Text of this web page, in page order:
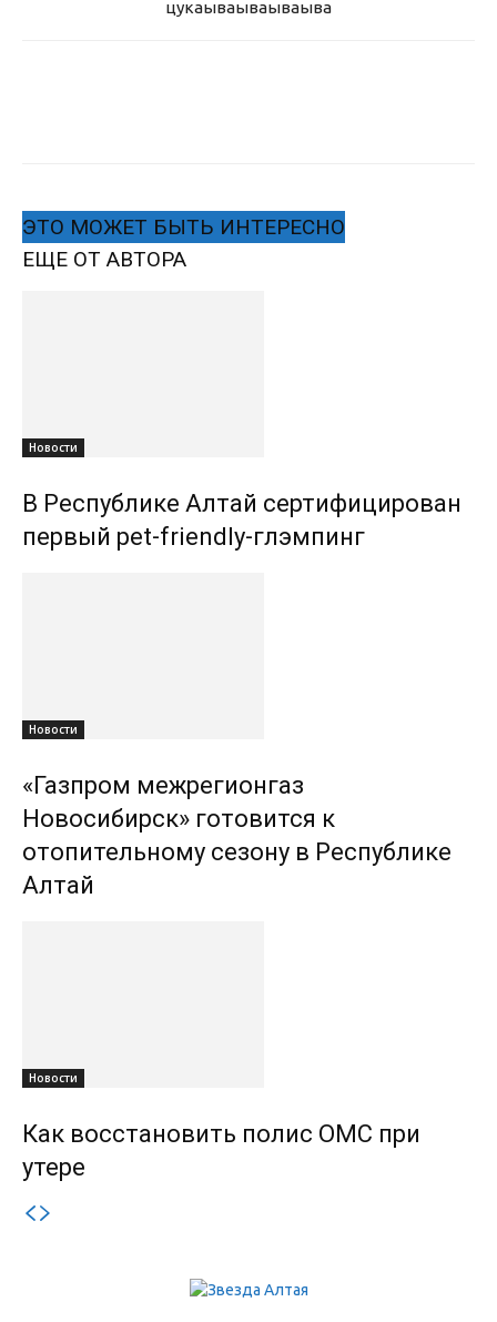
цукаываываываыва
ЭТО МОЖЕТ БЫТЬ ИНТЕРЕСНО
ЕЩЕ ОТ АВТОРА
Новости
В Республике Алтай сертифицирован
первый pet-friendly-глэмпинг
Новости
«Газпром межрегионгаз
Новосибирск» готовится к
отопительному сезону в Республике
Алтай
Новости
Как восстановить полис ОМС при
утере